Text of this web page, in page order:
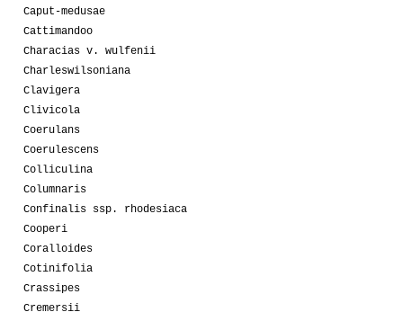
Caput-medusae
Cattimandoo
Characias v. wulfenii
Charleswilsoniana
Clavigera
Clivicola
Coerulans
Coerulescens
Colliculina
Columnaris
Confinalis ssp. rhodesiaca
Cooperi
Coralloides
Cotinifolia
Crassipes
Cremersii